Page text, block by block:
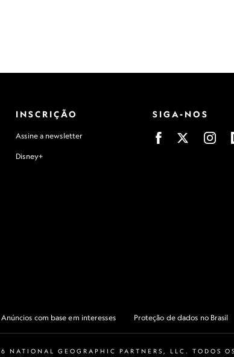
INSCRIÇÃO
Assine a newsletter
Disney+
SIGA-NOS
Anúncios com base em interesses Proteção de dados no Brasil
GEOGRAPHIC PARTNERS, LLC. TODOS OS